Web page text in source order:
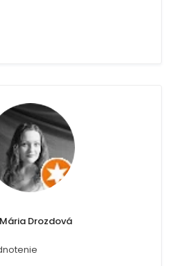
Mária Drozdová